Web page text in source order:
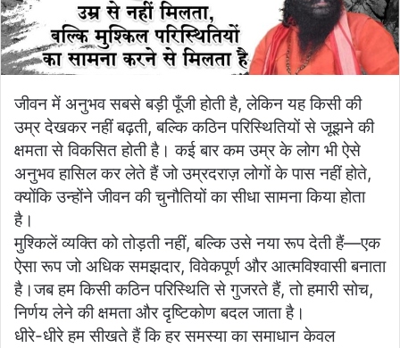
जीवन में अनुभव सबसे बड़ी पूँजी होती है, लेकिन यह किसी की
उम्र देखकर नहीं बढ़ती, बल्कि कठिन परिस्थितियों से जूझने की
क्षमता से विकसित होती है। कई बार कम उम्र के लोग भी ऐसे
अनुभव हासिल कर लेते हैं जो उम्रदराज़ लोगों के पास नहीं होते,
क्योंकि उन्होंने जीवन की चुनौतियों का सीधा सामना किया होता
है।
मुश्किलें व्यक्ति को तोड़ती नहीं, बल्कि उसे नया रूप देती हैं—एक
ऐसा रूप जो अधिक समझदार, विवेकपूर्ण और आत्मविश्वासी बनाता
है।जब हम किसी कठिन परिस्थिति से गुजरते हैं, तो हमारी सोच,
निर्णय लेने की क्षमता और दृष्टिकोण बदल जाता है।
धीरे-धीरे हम सीखते हैं कि हर समस्या का समाधान केवल